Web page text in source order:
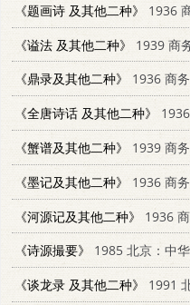
《题画诗 及其他二种》
1936
《谥法 及其他二种》
1939 商
《鼎录及其他二种》
1936 商
《全唐诗话 及其他二种》
《蟹谱及其他二种》
1939 商
《墨记及其他二种》
1936 商
《河源记及其他二种》
1936
《诗源撮要》
1985 北京：中
《谈龙录 及其他二种》
1991